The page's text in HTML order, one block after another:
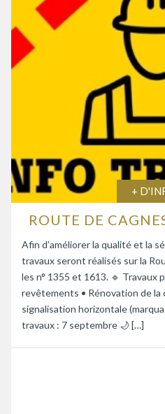
+
Afin d’améliorer la qualité et la
travaux seront réalisés sur la
les n° 1355 et 1613. 🔹 Travaux
revêtements • Rénovation de la
signalisation horizontale
travaux : 7 septembre 🌙 […]